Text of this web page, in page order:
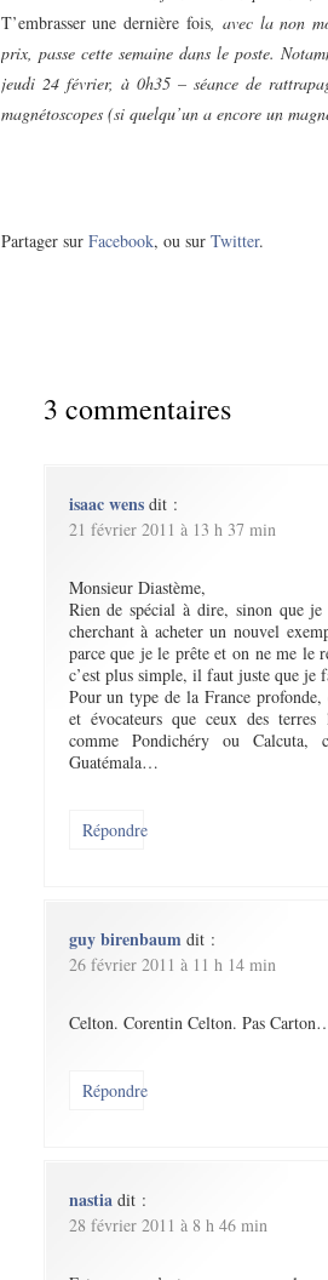
T’embrasser une dernière fois, avec la non
prix, passe cette semaine dans le poste.
jeudi 24 février, à 0h35 – séance de
magnétoscopes (si quelqu’un a encore un
Partager sur Facebook, ou sur Twitter.
3 commentaires
isaac wens dit :
21 février 2011 à 13 h 37 min
Monsieur Diastème,
Rien de spécial à dire, sinon que
cherchant à acheter un nouvel
parce que je le prête et on ne me le
c’est plus simple, il faut juste que je
Pour un type de la France profonde,
et évocateurs que ceux des
comme Pondichéry ou Calcuta,
Guatémala…
Répondre
guy birenbaum dit :
26 février 2011 à 11 h 14 min
Celton. Corentin Celton. Pas
Répondre
nastia dit :
28 février 2011 à 8 h 46 min